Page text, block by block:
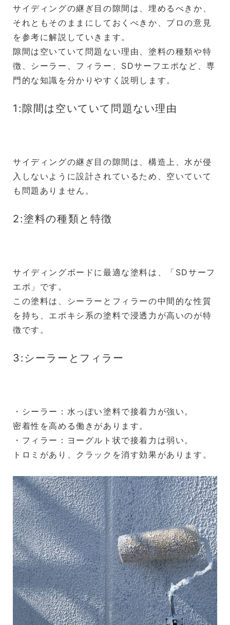
サイディングの継ぎ目の隙間は、埋めるべきか、
それともそのままにしておくべきか、プロの意見
を参考に解説していきます。
隙間は空いていて問題ない理由、塗料の種類や特
徴、シーラー、フィラー、SDサーフエポなど、専
門的な知識を分かりやすく説明します。
1:隙間は空いていて問題ない理由
サイディングの継ぎ目の隙間は、構造上、水が侵
入しないように設計されているため、空いていて
も問題ありません。
2:塗料の種類と特徴
サイディングボードに最適な塗料は、「SDサーフ
エポ」です。
この塗料は、シーラーとフィラーの中間的な性質
を持ち、エポキシ系の塗料で浸透力が高いのが特
徴です。
3:シーラーとフィラー
・シーラー：水っぽい塗料で接着力が強い。
密着性を高める働きがあります。
・フィラー：ヨーグルト状で接着力は弱い。
トロミがあり、クラックを消す効果があります。